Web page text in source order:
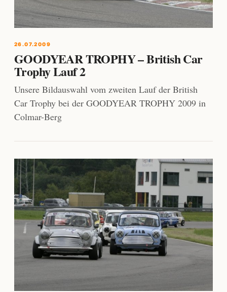
26.07.2009
GOODYEAR TROPHY – British Car
Trophy Lauf 2
Unsere Bildauswahl vom zweiten Lauf der British
Car Trophy bei der GOODYEAR TROPHY 2009 in
Colmar-Berg